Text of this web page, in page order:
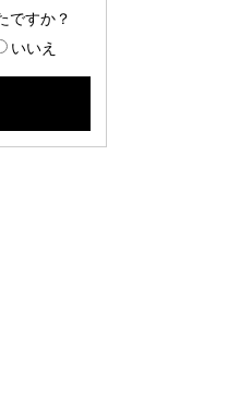
ですか？
いいえ